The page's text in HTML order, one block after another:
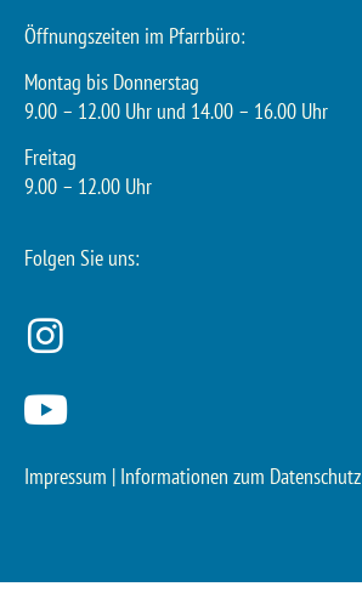
Öffnungszeiten im Pfarrbüro:
Montag bis Donnerstag
9.00 – 12.00 Uhr und 14.00 – 16.00 Uhr
Freitag
9.00 – 12.00 Uhr
Folgen Sie uns:
Impressum | Informationen zum Datenschutz